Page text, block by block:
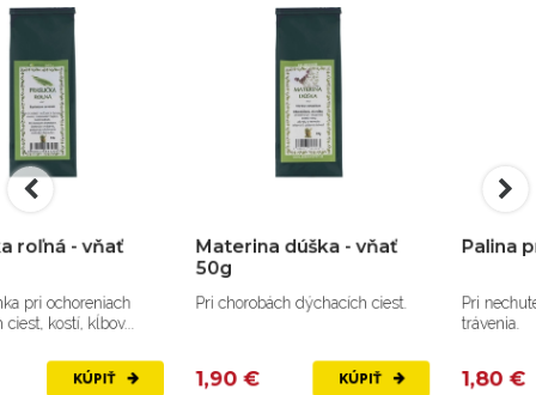
Materina dúška - vňať
Pri chorobách dýchacích ciest.
1,90 € KÚPIŤ
Palina pravá - vňať 50g
Pri nechutenstve a problémoch
1,80 € KÚPIŤ